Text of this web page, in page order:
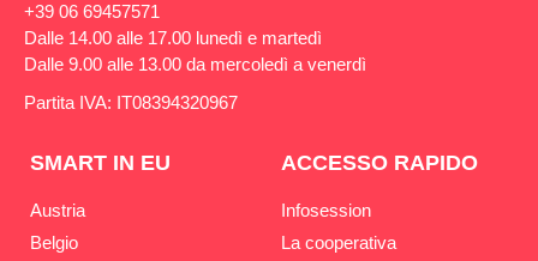
+39 06 69457571
Dalle 14.00 alle 17.00 lunedì e martedì
Dalle 9.00 alle 13.00 da mercoledì a venerdì
Partita IVA: IT08394320967
SMART IN EU
Austria
Belgio
ACCESSO RAPIDO
Infosession
La cooperativa